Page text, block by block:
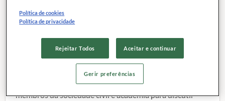
Em fevereiro, a PROTESTE | Euroconsumers-Brasil,
representada pelo Diretor Geral, Henrique Lian,
Administrativo de Defesa Econômica (CADE) sobre
Aspectos Concorrenciais dos Ecossistemas Digitais de
Sistemas Operacionais Móveis. O evento reuniu
autoridades, representantes do setor empresarial e
membros da sociedade civil e academia para discutir
Política de cookies
Política de privacidade
Rejeitar Todos Aceitar e continuar
Gerir preferências